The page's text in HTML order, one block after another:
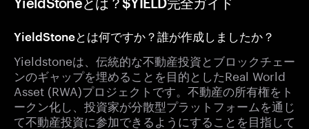
YieldStoneとは何ですか？誰が作成しましたか？
Yieldstoneは、伝統的な不動産投資とブロックチェー
ンのギャップを埋めることを目的としたReal World
Asset (RWA)プロジェクトです。不動産の所有権をト
ークン化し、投資家が分散型プラットフォームを通じ
て不動産投資に参加できるようにすることを目指して